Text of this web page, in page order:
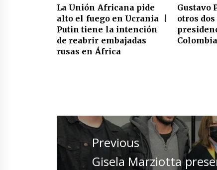
La Unión Africana pide
alto el fuego en Ucrania |
Putin tiene la intención
de reabrir embajadas
rusas en África
Gustavo
otros
Colombia
Navegación
de
entradas
Previous
Previous
Gisela Marziotta